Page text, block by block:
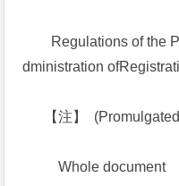
Regulations of the
dministration
【注】 (Promulgated
Whole document